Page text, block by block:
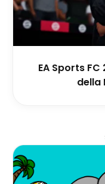
EA Sports
della